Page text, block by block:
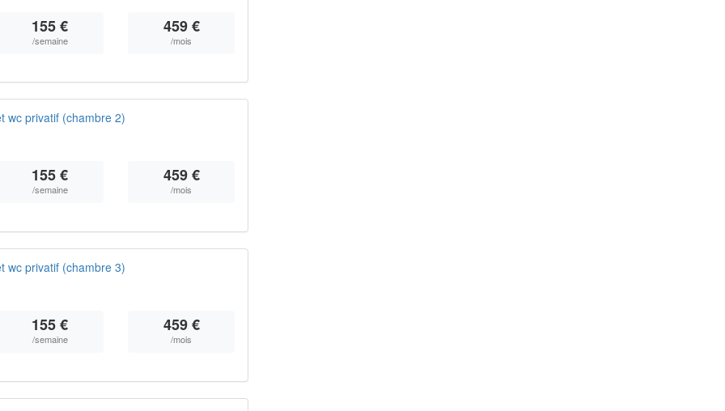
155 €
/semaine
459 €
/mois
wc privatif (chambre 2)
155 €
/semaine
459 €
/mois
wc privatif (chambre 3)
155 €
/semaine
459 €
/mois